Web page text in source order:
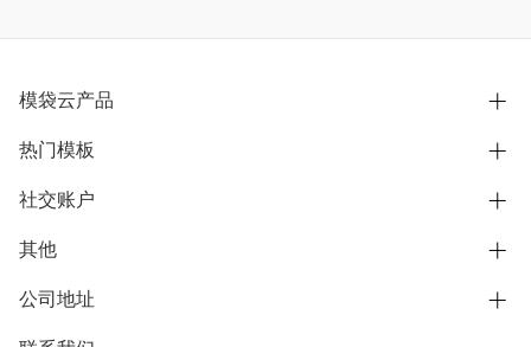
模袋云产品
别墅设计营销
模型协同展示分享
别墅社区
热门模板
欧式别墅
中式别墅
社交账户
B站
抖音
微信公众号
其他
用户服务协议
隐私政策
公司地址